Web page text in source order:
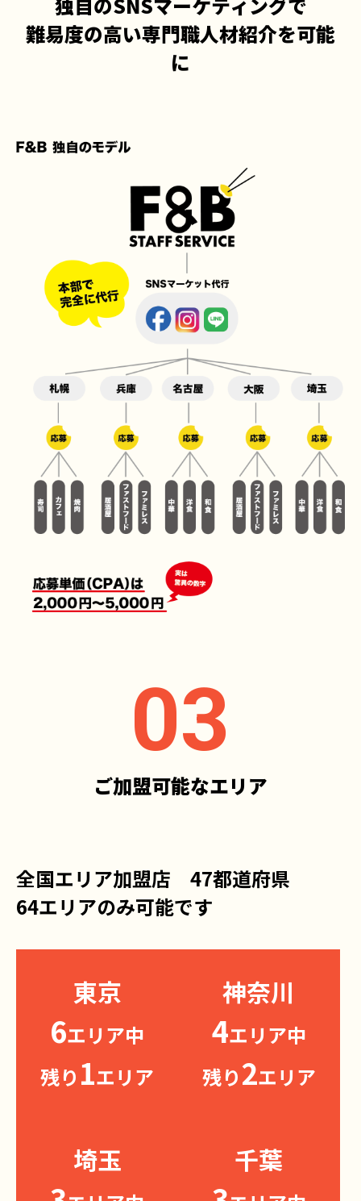
難易度の高い専門職人材紹介を可能
に
ご加盟可能なエリア
全国エリア加盟店 47都道府県
64エリアのみ可能です
東京
6エリア中
残り 1エリア
神奈川
4エリア中
残り2エリア
埼玉 千葉